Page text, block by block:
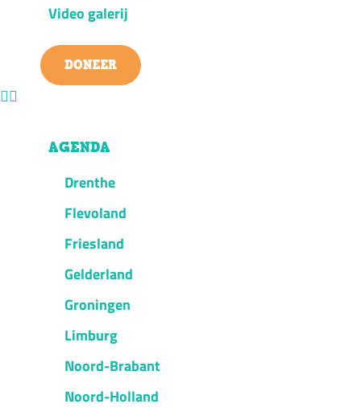
Video galerij
DONEER
AGENDA
Drenthe
Flevoland
Friesland
Gelderland
Groningen
Limburg
Noord-Brabant
Noord-Holland